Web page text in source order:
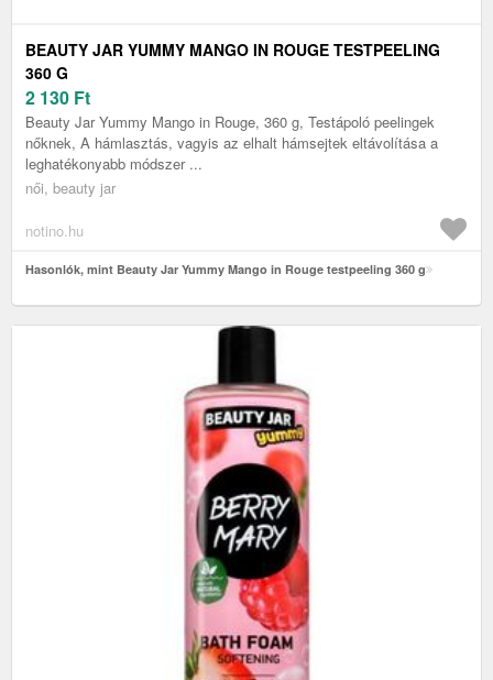
BEAUTY JAR YUMMY MANGO IN ROUGE TESTPEELING
360 G
2 130 Ft
Beauty Jar Yummy Mango in Rouge, 360 g, Testápoló peelingek
nőknek, A hámlasztás, vagyis az elhalt hámsejtek eltávolítása a
leghatékonyabb módszer ...
női, beauty jar
notino.hu
Hasonlók, mint Beauty Jar Yummy Mango in Rouge testpeeling 360 g